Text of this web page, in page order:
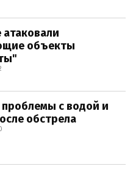
атаковали
объекты
проблемы с водой и
обстрела